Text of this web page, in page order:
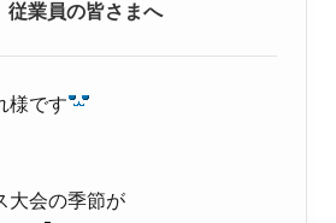
従業員の皆さまへ
様です
大会の季節が